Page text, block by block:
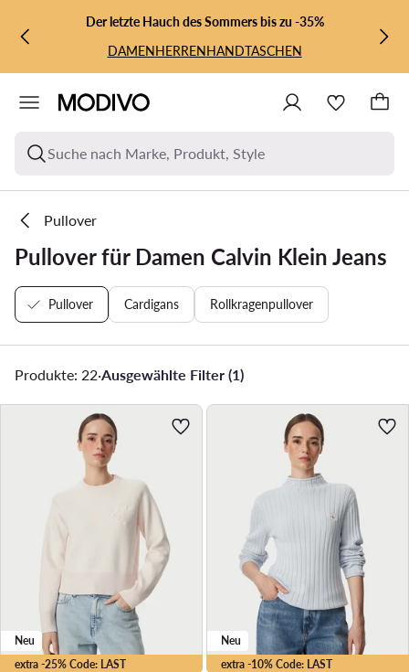
ZUM HAUPTINHALT SPRINGEN
ZUR SUCHEDer letzte Hauch des Sommers bis zu -35%
DAMENHERRENHANDTASCHEN
Suche nach Marke, Produkt, Style
Pullover
Pullover für Damen Calvin Klein Jeans
Pullover Cardigans Rollkragenpullover
Produkte: 22·Ausgewählte Filter (1)
extra -25% Code: LAST
Neu
extra -10% Code: LAST
Neu